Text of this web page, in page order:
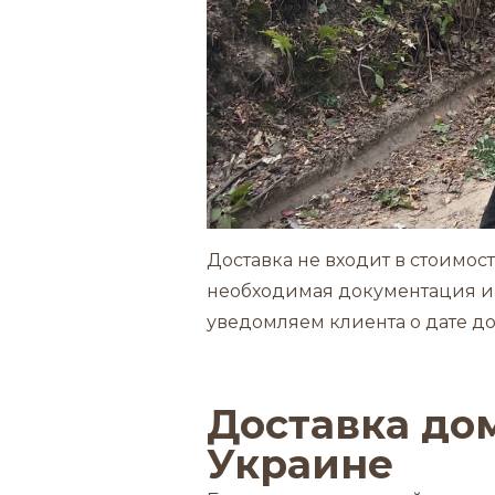
Доставка не входит в
необходимая документация
уведомляем клиента о дате
Доставка
Украине